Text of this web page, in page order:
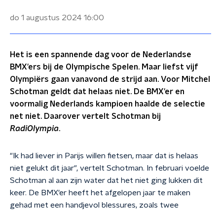
do 1 augustus 2024 16:00
Het is een spannende dag voor de Nederlandse
BMX'ers bij de Olympische Spelen. Maar liefst vijf
Olympiërs gaan vanavond de strijd aan. Voor Mitchel
Schotman geldt dat helaas niet. De BMX'er en
voormalig Nederlands kampioen haalde de selectie
net niet. Daarover vertelt Schotman bij
RadiOlympia.
"Ik had liever in Parijs willen fietsen, maar dat is helaas
niet gelukt dit jaar", vertelt Schotman. In februari voelde
Schotman al aan zijn water dat het niet ging lukken dit
keer. De BMX'er heeft het afgelopen jaar te maken
gehad met een handjevol blessures, zoals twee